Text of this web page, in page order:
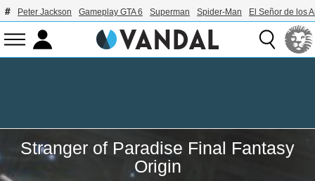
Peter Jackson Gameplay GTA 6 Superman Spider-Man El Señor de los
Stranger of Paradise Final Fantasy
Origin